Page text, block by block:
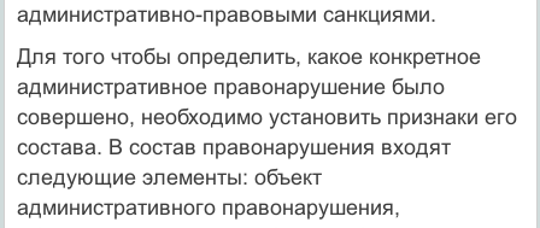
административно-правовыми санкциями.
Для того чтобы определить, какое конкретное
административное правонарушение было
совершено, необходимо установить признаки его
состава. В состав правонарушения входят
следующие элементы: объект
административного правонарушения,